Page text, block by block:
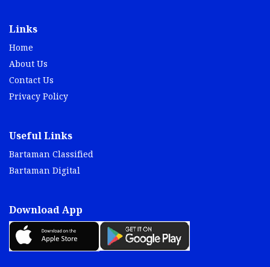
Links
Home
About Us
Contact Us
Privacy Policy
Useful Links
Bartaman Classified
Bartaman Digital
Download App